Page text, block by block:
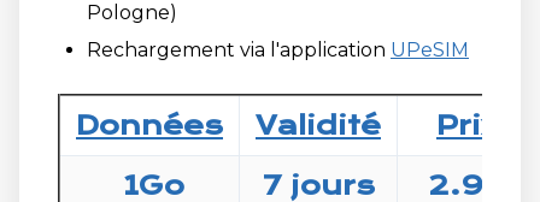
Pologne)
Rechargement via l'application UPeSIM
Données Validité
Prix
1Go
7 jours
2.99